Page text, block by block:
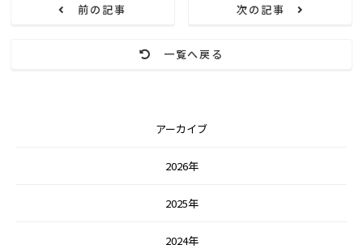
前の記事
一覧へ戻る
次の記事
アーカイブ
2026年
2025年
2024年